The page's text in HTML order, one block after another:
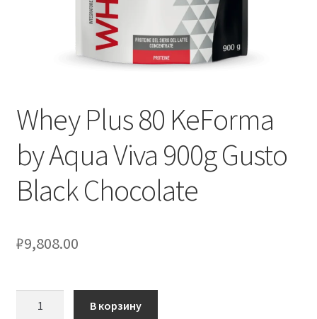
Сотрудничество
Whey Plus 80 KeForma
by Aqua Viva 900g Gusto
Black Chocolate
₽9,808.00
В корзину